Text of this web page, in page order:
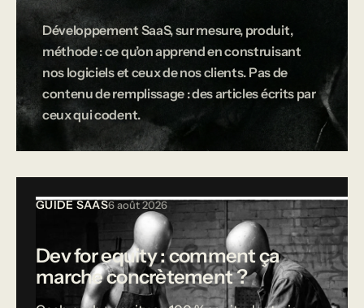
Développement SaaS, sur mesure, produit,
méthode : ce qu’on apprend en construisant
nos logiciels et ceux de nos clients. Pas de
contenu de remplissage : des articles écrits par
ceux qui codent.
GUIDE SAAS6 août 2026
Dev for equity : comment ça
marche concrètement ?